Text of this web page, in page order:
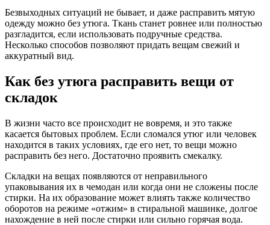
Безвыходных ситуаций не бывает, и даже расправить мятую
одежду можно без утюга. Ткань станет ровнее или полностью
разгладится, если использовать подручные средства.
Несколько способов позволяют придать вещам свежий и
аккуратный вид.
Как без утюга расправить вещи от
складок
В жизни часто все происходит не вовремя, и это также
касается бытовых проблем. Если сломался утюг или человек
находится в таких условиях, где его нет, то вещи можно
расправить без него. Достаточно проявить смекалку.
Складки на вещах появляются от неправильного
упаковывания их в чемодан или когда они не сложены после
стирки. На их образование может влиять также количество
оборотов на режиме «отжим» в стиральной машинке, долгое
нахождение в ней после стирки или сильно горячая вода.